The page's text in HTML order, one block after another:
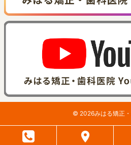
© 2026みはる矯正